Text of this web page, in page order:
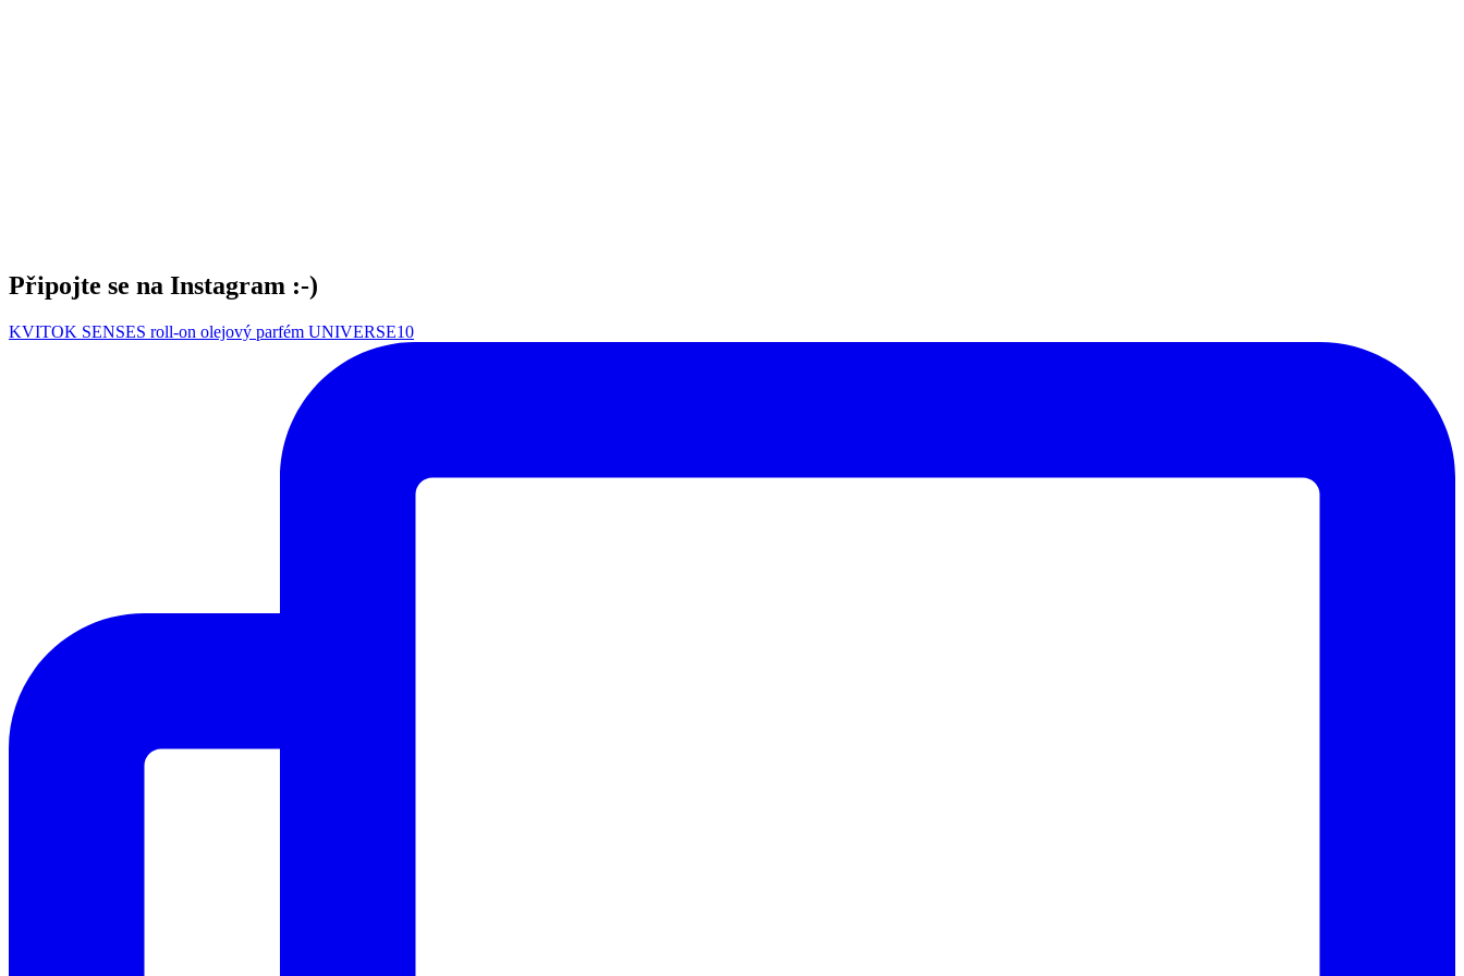
Připojte se na Instagram :-)
KVITOK SENSES roll-on olejový parfém UNIVERSE10